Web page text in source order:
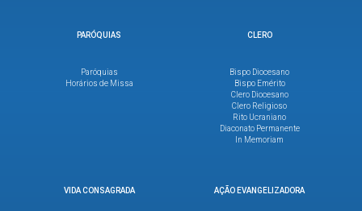
PARÓQUIAS
Paróquias
Horários de Missa
CLERO
Bispo Diocesano
Bispo Emérito
Clero Diocesano
Clero Religioso
Rito Ucraniano
Diaconato Permanente
In Memoriam
VIDA CONSAGRADA AÇÃO EVANGELIZADORA